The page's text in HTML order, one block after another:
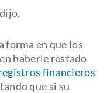
forma en que los
haberle restado
financieros
que si su